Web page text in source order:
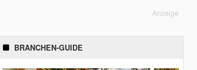
Anzeige
BRANCHEN-GUIDE